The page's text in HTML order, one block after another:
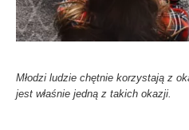
Młodzi ludzie chętnie korzystają z
jest właśnie jedną z takich okazji.